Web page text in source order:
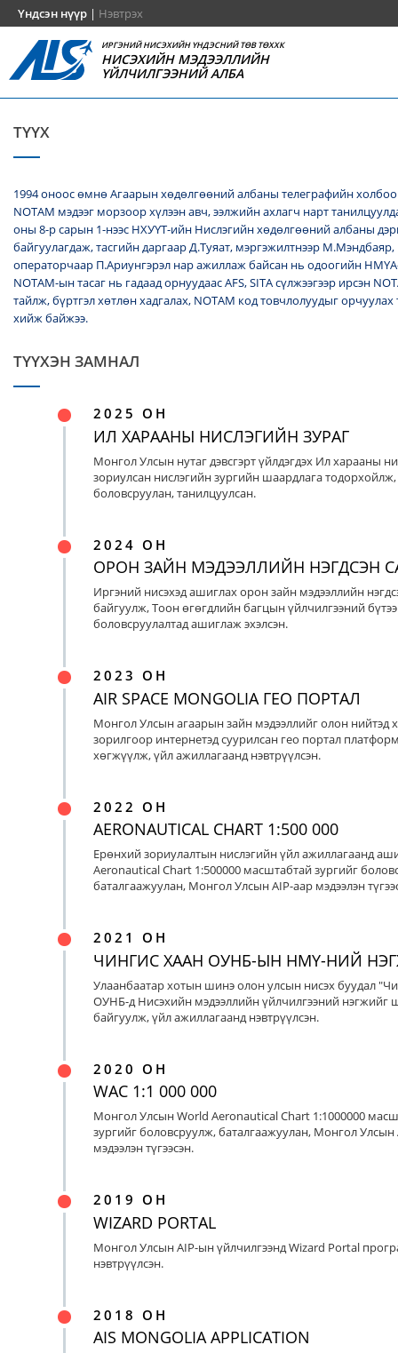
Үндсэн нүүр | Нэвтрэх
ИРГЭНИЙ НИСЭХИЙН ҮНДЭСНИЙ ТӨВ ТӨХХК
НИСЭХИЙН МЭДЭЭЛЛИЙН
ҮЙЛЧИЛГЭЭНИЙ АЛБА
ТҮҮХ
1994 оноос өмнө Агаарын хөдөлгөөний албаны телеграфийн
NОТАМ мэдээг морзоор хүлээн авч, ээлжийн ахлагч нарт
оны 8-р сарын 1-нээс НХУҮТ-ийн Нислэгийн хөдөлгөөний албаны
байгуулагдаж, тасгийн даргаар Д.Туяат, мэргэжилтнээр
операторчаар П.Ариунгэрэл нар ажиллаж байсан нь одоогийн
NOTAM-ын тасаг нь гадаад орнуудаас AFS, SITA сүлжээгээр ирсэн
тайлж, бүртгэл хөтлөн хадгалах, NОТАМ код товчлолуудыг
хийж байжээ.
ТҮҮХЭН ЗАМНАЛ
2025 ОН
ИЛ ХАРААНЫ НИСЛЭГИЙН ЗУРАГ
Монгол Улсын нутаг дэвсгэрт үйлдэгдэх Ил харааны
зориулсан нислэгийн зургийн шаардлага тодорхойлж,
боловсруулан, танилцуулсан.
2024 ОН
ОРОН ЗАЙН МЭДЭЭЛЛИЙН НЭГДСЭН
Иргэний нисэхэд ашиглах орон зайн мэдээллийн
байгуулж, Тоон өгөгдлийн багцын үйлчилгээний
боловсруулалтад ашиглаж эхэлсэн.
2023 ОН
AIR SPACE MONGOLIA ГЕО ПОРТАЛ
Монгол Улсын агаарын зайн мэдээллийг олон нийтэд
зорилгоор интернетэд суурилсан гео портал
хөгжүүлж, үйл ажиллагаанд нэвтрүүлсэн.
2022 ОН
AERONAUTICAL CHART 1:500 000
Ерөнхий зориулалтын нислэгийн үйл ажиллагаанд
Aeronautical Chart 1:500000 масштабтай зургийг
баталгаажуулан, Монгол Улсын AIP-аар мэдээлэн
2021 ОН
ЧИНГИС ХААН ОУНБ-ЫН НМҮ-НИЙ
Улаанбаатар хотын шинэ олон улсын нисэх буудал
ОУНБ-д Нисэхийн мэдээллийн үйлчилгээний нэгжийг
байгуулж, үйл ажиллагаанд нэвтрүүлсэн.
2020 ОН
WAC 1:1 000 000
Монгол Улсын World Aeronautical Chart 1:1000000
зургийг боловсруулж, баталгаажуулан, Монгол Улсын
мэдээлэн түгээсэн.
2019 ОН
WIZARD PORTAL
Монгол Улсын AIP-ын үйлчилгээнд Wizard Portal
нэвтрүүлсэн.
2018 ОН
AIS MONGOLIA APPLICATION